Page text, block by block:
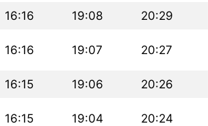
16:16 19:08 20:29
16:16 19:07 20:27
16:15 19:06 20:26
16:15 19:04 20:24